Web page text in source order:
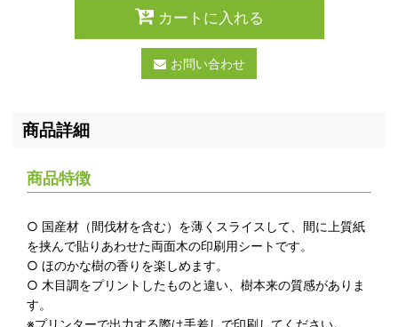
カートに入れる
お問い合わせ
商品詳細
商品特徴
○ 国産材（間伐材を含む）を薄くスライスして、間に上質紙
を挟んで貼りあわせた両面木の印刷用シートです。
○ ほのかな樹の香りを楽しめます。
○ 木目調をプリントしたものと違い、樹本来の質感がありま
す。
※プリンターで出力する際は手差しで印刷してください。